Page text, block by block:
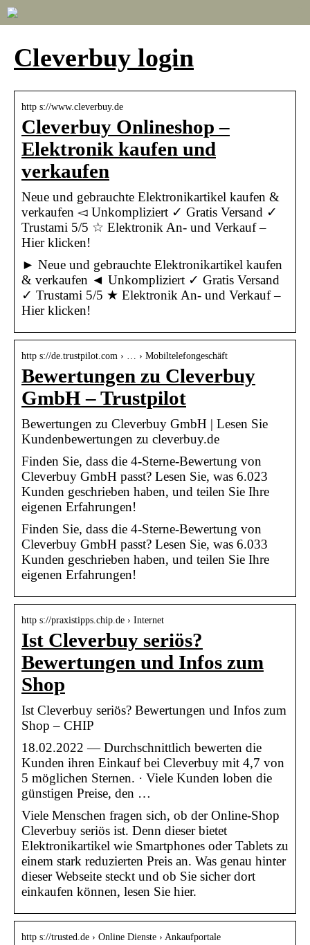
Cleverbuy login
http s://www.cleverbuy.de
Cleverbuy Onlineshop –
Elektronik kaufen und
verkaufen
Neue und gebrauchte Elektronikartikel kaufen &
verkaufen ◅ Unkompliziert ✓ Gratis Versand ✓
Trustami 5/5 ☆ Elektronik An- und Verkauf –
Hier klicken!
► Neue und gebrauchte Elektronikartikel kaufen
& verkaufen ◄ Unkompliziert ✓ Gratis Versand
✓ Trustami 5/5 ★ Elektronik An- und Verkauf –
Hier klicken!
http s://de.trustpilot.com › … › Mobiltelefongeschäft
Bewertungen zu Cleverbuy
GmbH – Trustpilot
Bewertungen zu Cleverbuy GmbH | Lesen Sie
Kundenbewertungen zu cleverbuy.de
Finden Sie, dass die 4-Sterne-Bewertung von
Cleverbuy GmbH passt? Lesen Sie, was 6.023
Kunden geschrieben haben, und teilen Sie Ihre
eigenen Erfahrungen!
Finden Sie, dass die 4-Sterne-Bewertung von
Cleverbuy GmbH passt? Lesen Sie, was 6.033
Kunden geschrieben haben, und teilen Sie Ihre
eigenen Erfahrungen!
http s://praxistipps.chip.de › Internet
Ist Cleverbuy seriös?
Bewertungen und Infos zum
Shop
Ist Cleverbuy seriös? Bewertungen und Infos zum
Shop – CHIP
18.02.2022 — Durchschnittlich bewerten die
Kunden ihren Einkauf bei Cleverbuy mit 4,7 von
5 möglichen Sternen. · Viele Kunden loben die
günstigen Preise, den …
Viele Menschen fragen sich, ob der Online-Shop
Cleverbuy seriös ist. Denn dieser bietet
Elektronikartikel wie Smartphones oder Tablets zu
einem stark reduzierten Preis an. Was genau hinter
dieser Webseite steckt und ob Sie sicher dort
einkaufen können, lesen Sie hier.
http s://trusted.de › Online Dienste › Ankaufportale